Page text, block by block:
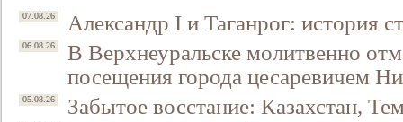
07.08.26 Александр I и Таганрог: история
06.08.26
В Верхнеуральске молитвенно
посещения города цесаревичем
05.08.26 Забытое восстание: Казахстан,